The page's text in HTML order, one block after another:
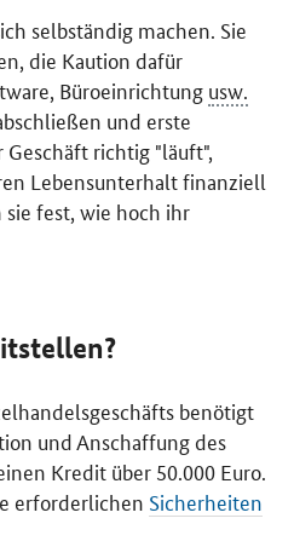
selbständig machen. Sie
die Kaution dafür
, Büroeinrichtung usw.
und erste
Geschäft richtig "läuft",
Lebensunterhalt finanziell
fest, wie hoch ihr
benötigt
und Anschaffung des
Kredit über 50.000 Euro.
erforderlichen Sicherheiten